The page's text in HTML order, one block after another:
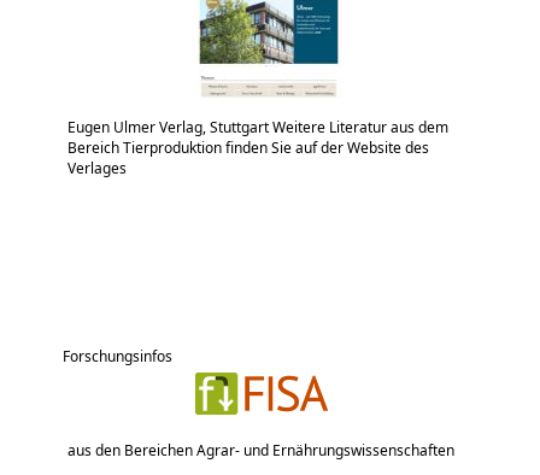
Eugen Ulmer Verlag, Stuttgart Weitere Literatur aus dem
Bereich Tierproduktion finden Sie auf der Website des
Verlages
Forschungsinfos
aus den Bereichen Agrar- und Ernährungswissenschaften